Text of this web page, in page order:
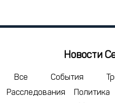
8 9 10
24
29 30 31
5 6 7
Новости
Все События
Расследования
Политика